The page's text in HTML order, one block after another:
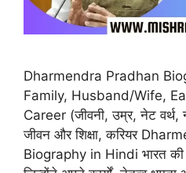
Dharmendra Pradhan
Family, Husband/Wife,
Career (जीवनी, उम्र, नेट वर्थ,
जीवन और शिक्षा, करियर
Biography in Hindi भारत की